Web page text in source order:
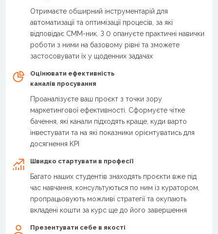
Отримаєте обширний інструментарій для
автоматизації та оптимізації процесів, за які
відповідає СММ-ник. З 0 опануєте практичні навички
роботи з ними на базовому рівні та зможете
застосовувати їх у щоденних задачах
Оцінювати ефективність
каналів просування
Проаналізуєте ваш проєкт з точки зору
маркетингової ефективності. Сформуєте чітке
бачення, які канали підходять краще, куди варто
інвестувати та на які показники орієнтуватись для
досягнення KPI
Швидко стартувати в професії
Багато наших студентів знаходять проєкти вже під
час навчання, консультуються по ним із куратором,
пропрацьовують можливі стратегії та окупають
вкладені кошти за курс ще до його завершення
Презентувати себе в якості